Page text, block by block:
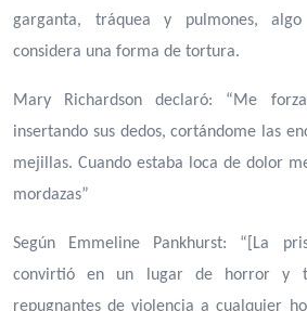
garganta, tráquea y pulmones,
considera una forma de tortura.
Mary Richardson declaró: “Me
insertando sus dedos, cortándome las
mejillas. Cuando estaba loca de dolor
mordazas”
Según Emmeline Pankhurst: “[La
convirtió en un lugar de horror y
repugnantes de violencia a cualquier